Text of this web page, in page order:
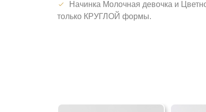
Начинка Молочная девочка и
только КРУГЛОЙ формы.